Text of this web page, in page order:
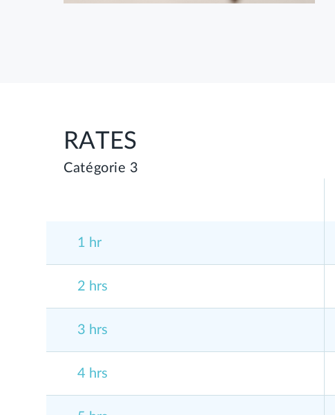
RATES
Catégorie 3
1 hr
2 hrs
3 hrs
4 hrs